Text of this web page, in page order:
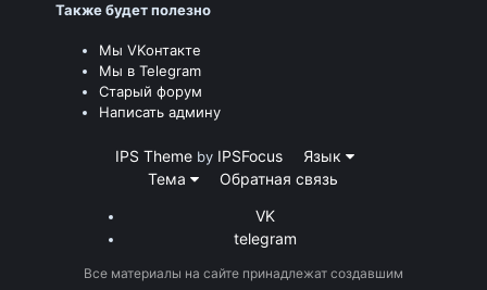
Также будет полезно
Мы VKонтакте
Мы в Telegram
Старый форум
Написать админу
IPS Theme by IPSFocus
Язык
Тема
Обратная связь
VK
telegram
Все материалы на сайте принадлежат создавшим